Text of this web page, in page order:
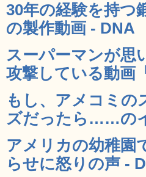
30年の経験を持つ
の製作動画 - DNA
スーパーマンが思
攻撃している動画
もし、アメコミの
ズだったら……の
アメリカの幼稚園
らせに怒りの声 -